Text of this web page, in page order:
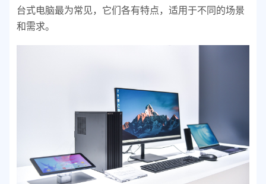
台式电脑最为常见，它们各有特点，适用于不同的场景
和需求。